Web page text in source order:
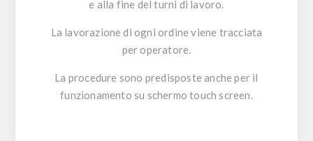
e alla fine del turni di lavoro.
La lavorazione di ogni ordine viene tracciata
per operatore.
La procedure sono predisposte anche per il
funzionamento su schermo touch screen.